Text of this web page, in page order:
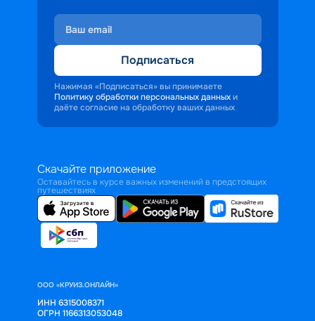
Подписаться
Нажимая «Подписаться» вы принимаете
Политику обработки персональных данных и
даёте согласие на обработку ваших данных
Скачайте приложение
Оставайтесь в курсе важных изменений в предстоящих
путешествиях
ООО «КРУИЗ.ОНЛАЙН»
ИНН 6315008371
ОГРН 1166313053048